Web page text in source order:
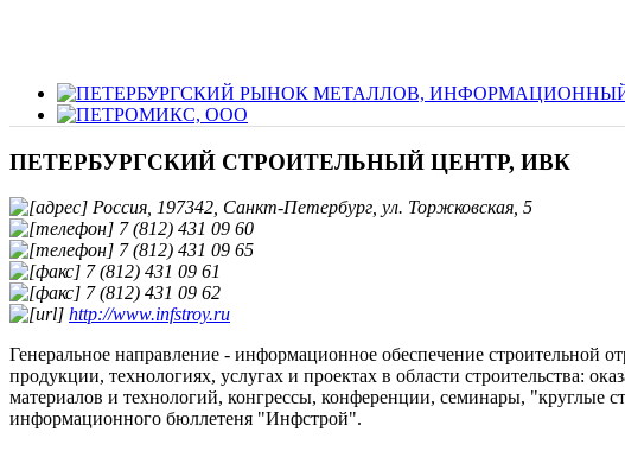
ПЕТЕРБУРГСКИЙ СТРОИТЕЛЬНЫЙ ЦЕНТР, ИВК
Россия, 197342, Санкт-Петербург, ул. Торжковская, 5
7 (812) 431 09 60
7 (812) 431 09 65
7 (812) 431 09 61
7 (812) 431 09 62
http://www.infstroy.ru
Генеральное направление - информационное обеспечение строительной
продукции, технологиях, услугах и проектах в области строительства:
материалов и технологий, конгрессы, конференции, семинары,
информационного бюллетеня "Инфстрой".